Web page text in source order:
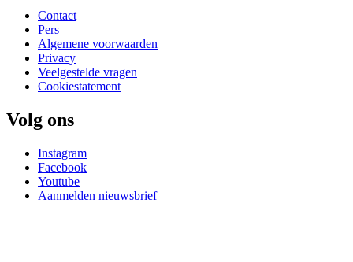
Contact
Pers
Algemene voorwaarden
Privacy
Veelgestelde vragen
Cookiestatement
Volg ons
Instagram
Facebook
Youtube
Aanmelden nieuwsbrief